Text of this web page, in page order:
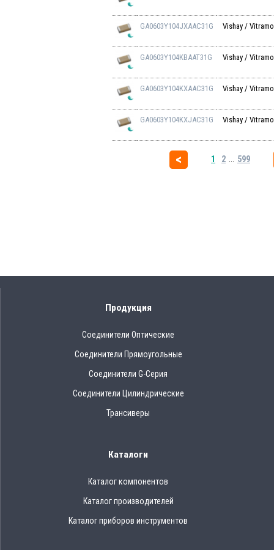
GA0603Y104JXAAC31G Vishay /
GA0603Y104KBAAT31G Vishay /
GA0603Y104KXAAC31G Vishay /
GA0603Y104KXJAC31G Vishay /
1 2 599
Продукция
Соединители Оптические
Соединители Прямоугольные
Соединители G-Серия
Соединители Цилиндрические
Трансиверы
Каталоги
Каталог компонентов
Каталог производителей
Каталог приборов инструментов